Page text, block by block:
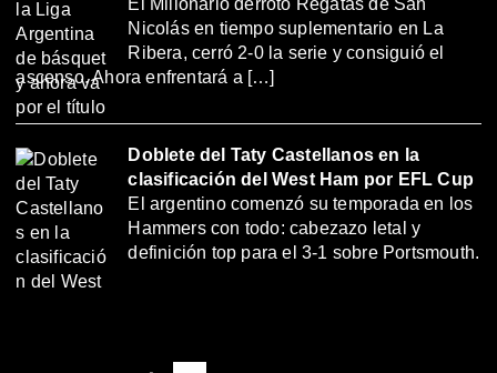
Nicolás en tiempo suplementario en La
Ribera, cerró 2-0 la serie y consiguió el
ascenso. Ahora enfrentará a […]
Doblete del Taty Castellanos en la
clasificación del West Ham por EFL Cup
El argentino comenzó su temporada en los
Hammers con todo: cabezazo letal y
definición top para el 3-1 sobre Portsmouth.